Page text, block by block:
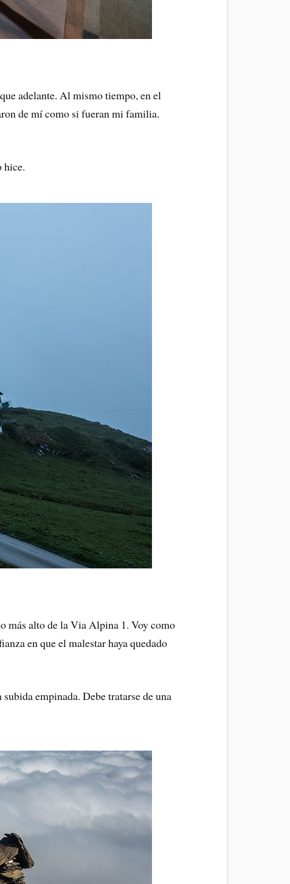
adelante. Al mismo tiempo, en el
de mí como si fueran mi familia.
hice.
más alto de la Via Alpina 1. Voy como
en que el malestar haya quedado
empinada. Debe tratarse de una